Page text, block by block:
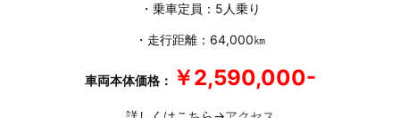
・乗車定員：5人乗り
・走行距離：64,000㎞
車両本体価格： ￥2,590,000-